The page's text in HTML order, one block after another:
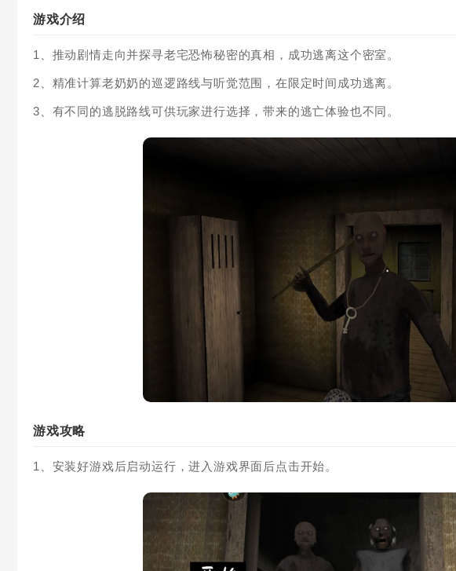
游戏介绍
1、推动剧情走向并探寻老宅恐怖秘密的真相，成功逃离这个密室。
2、精准计算老奶奶的巡逻路线与听觉范围，在限定时间成功逃离。
3、有不同的逃脱路线可供玩家进行选择，带来的逃亡体验也不同。
游戏攻略
1、安装好游戏后启动运行，进入游戏界面后点击开始。